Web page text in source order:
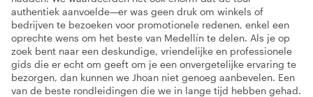
authentiek aanvoelde—er was geen druk om winkels of
bedrijven te bezoeken voor promotionele redenen, enkel een
oprechte wens om het beste van Medellín te delen. Als je op
zoek bent naar een deskundige, vriendelijke en professionele
gids die er echt om geeft om je een onvergetelijke ervaring te
bezorgen, dan kunnen we Jhoan niet genoeg aanbevelen. Een
van de beste rondleidingen die we in lange tijd hebben gehad.